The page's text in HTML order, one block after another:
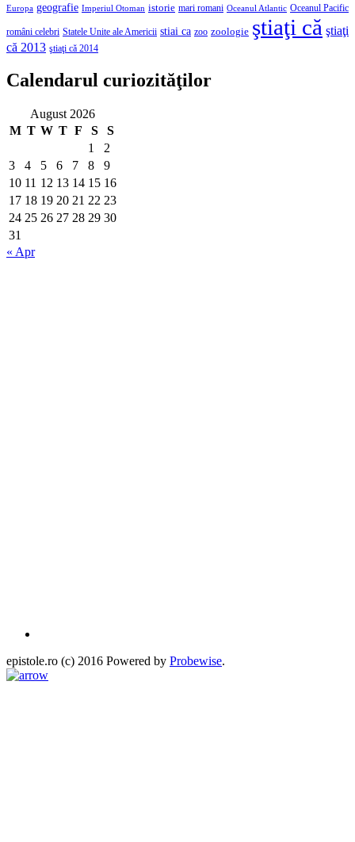
Europa geografie Imperiul Otoman istorie mari romani Oceanul Atlantic Oceanul Pacific
români celebri Statele Unite ale Americii stiai ca zoo zoologie ştiaţi că ştiaţi
că 2013 ştiaţi că 2014
Calendarul curiozităţilor
August 2026
M T W T F S
S
1
2
3
4 5 6 7 8
9
10 11 12 13 14 15 16
17 18 19 20 21 22 23
24 25 26 27 28 29 30
31
« Apr
epistole.ro (c) 2016 Powered by Probewise.